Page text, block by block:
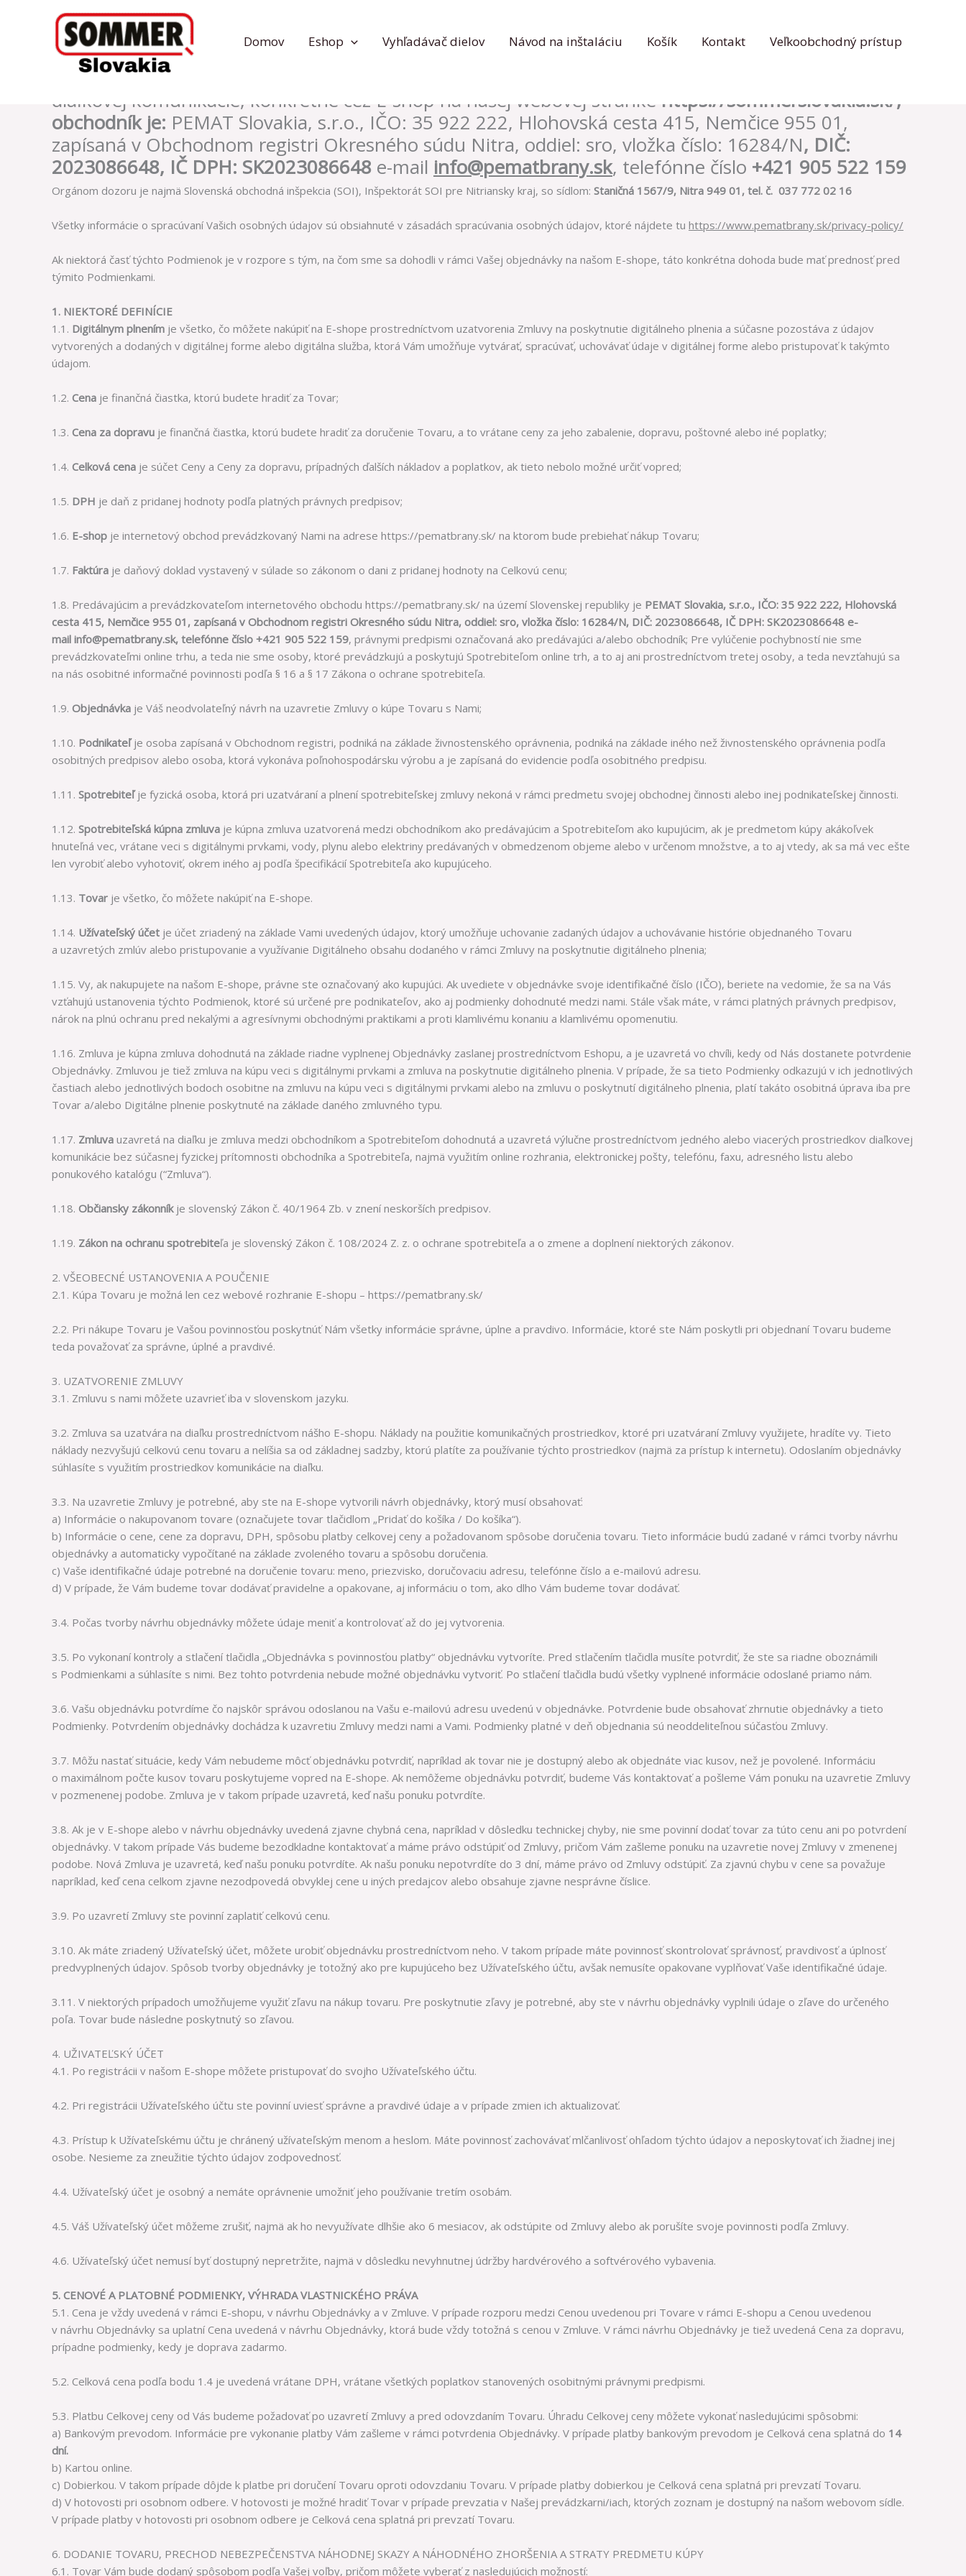
Domov Eshop Vyhľadávač dielov Návod na inštaláciu Košík Kontakt Veľkoobchodný prístup
Tieto všeobecné obchodné podmienky („Podmienky“) určujú práva a povinnosti Vás, ako
kupujúceho, a nás, ako predávajúceho, v rámci zmluvných vzťahov uzatvorených prostredníctvom
diaľkovej komunikácie, konkrétne cez E-shop na našej webovej stránke https://sommerslovakia.sk/,
obchodník je: PEMAT Slovakia, s.r.o., IČO: 35 922 222, Hlohovská cesta 415, Nemčice 955 01,
zapísaná v Obchodnom registri Okresného súdu Nitra, oddiel: sro, vložka číslo: 16284/N, DIČ:
2023086648, IČ DPH: SK2023086648 e-mail info@pematbrany.sk, telefónne číslo +421 905 522 159
Orgánom dozoru je najmä Slovenská obchodná inšpekcia (SOI), Inšpektorát SOI pre Nitriansky kraj, so sídlom: Staničná 1567/9, Nitra 949 01, tel. č. 037 772 02 16
Všetky informácie o spracúvaní Vašich osobných údajov sú obsiahnuté v zásadách spracúvania osobných údajov, ktoré nájdete tu https://www.pematbrany.sk/privacy-policy/
Ak niektorá časť týchto Podmienok je v rozpore s tým, na čom sme sa dohodli v rámci Vašej objednávky na našom E-shope, táto konkrétna dohoda bude mať prednosť pred
týmito Podmienkami.
1. NIEKTORÉ DEFINÍCIE
1.1. Digitálnym plnením je všetko, čo môžete nakúpiť na E-shope prostredníctvom uzatvorenia Zmluvy na poskytnutie digitálneho plnenia a súčasne pozostáva z údajov
vytvorených a dodaných v digitálnej forme alebo digitálna služba, ktorá Vám umožňuje vytvárať, spracúvať, uchovávať údaje v digitálnej forme alebo pristupovať k takýmto
údajom.
1.2. Cena je finančná čiastka, ktorú budete hradiť za Tovar;
1.3. Cena za dopravu je finančná čiastka, ktorú budete hradiť za doručenie Tovaru, a to vrátane ceny za jeho zabalenie, dopravu, poštovné alebo iné poplatky;
1.4. Celková cena je súčet Ceny a Ceny za dopravu, prípadných ďalších nákladov a poplatkov, ak tieto nebolo možné určiť vopred;
1.5. DPH je daň z pridanej hodnoty podľa platných právnych predpisov;
1.6. E-shop je internetový obchod prevádzkovaný Nami na adrese https://pematbrany.sk/ na ktorom bude prebiehať nákup Tovaru;
1.7. Faktúra je daňový doklad vystavený v súlade so zákonom o dani z pridanej hodnoty na Celkovú cenu;
1.8. Predávajúcim a prevádzkovateľom internetového obchodu https://pematbrany.sk/ na území Slovenskej republiky je PEMAT Slovakia, s.r.o., IČO: 35 922 222, Hlohovská
cesta 415, Nemčice 955 01, zapísaná v Obchodnom registri Okresného súdu Nitra, oddiel: sro, vložka číslo: 16284/N, DIČ: 2023086648, IČ DPH: SK2023086648 e-
mail info@pematbrany.sk, telefónne číslo +421 905 522 159, právnymi predpismi označovaná ako predávajúci a/alebo obchodník; Pre vylúčenie pochybností nie sme
prevádzkovateľmi online trhu, a teda nie sme osoby, ktoré prevádzkujú a poskytujú Spotrebiteľom online trh, a to aj ani prostredníctvom tretej osoby, a teda nevzťahujú sa
na nás osobitné informačné povinnosti podľa § 16 a § 17 Zákona o ochrane spotrebiteľa.
1.9. Objednávka je Váš neodvolateľný návrh na uzavretie Zmluvy o kúpe Tovaru s Nami;
1.10. Podnikateľje osoba zapísaná v Obchodnom registri, podniká na základe živnostenského oprávnenia, podniká na základe iného než živnostenského oprávnenia podľa
osobitných predpisov alebo osoba, ktorá vykonáva poľnohospodársku výrobu a je zapísaná do evidencie podľa osobitného predpisu.
1.11. Spotrebiteľje fyzická osoba, ktorá pri uzatváraní a plnení spotrebiteľskej zmluvy nekoná v rámci predmetu svojej obchodnej činnosti alebo inej podnikateľskej činnosti.
1.12. Spotrebiteľská kúpna zmluva je kúpna zmluva uzatvorená medzi obchodníkom ako predávajúcim a Spotrebiteľom ako kupujúcim, ak je predmetom kúpy akákoľvek
hnuteľná vec, vrátane veci s digitálnymi prvkami, vody, plynu alebo elektriny predávaných v obmedzenom objeme alebo v určenom množstve, a to aj vtedy, ak sa má vec ešte
len vyrobiť alebo vyhotoviť, okrem iného aj podľa špecifikácií Spotrebiteľa ako kupujúceho.
1.13. Tovar je všetko, čo môžete nakúpiť na E-shope.
1.14. Užívateľský účet je účet zriadený na základe Vami uvedených údajov, ktorý umožňuje uchovanie zadaných údajov a uchovávanie histórie objednaného Tovaru
a uzavretých zmlúv alebo pristupovanie a využívanie Digitálneho obsahu dodaného v rámci Zmluvy na poskytnutie digitálneho plnenia;
1.15. Vy, ak nakupujete na našom E-shope, právne ste označovaný ako kupujúci. Ak uvediete v objednávke svoje identifikačné číslo (IČO), beriete na vedomie, že sa na Vás
vzťahujú ustanovenia týchto Podmienok, ktoré sú určené pre podnikateľov, ako aj podmienky dohodnuté medzi nami. Stále však máte, v rámci platných právnych predpisov,
nárok na plnú ochranu pred nekalými a agresívnymi obchodnými praktikami a proti klamlivému konaniu a klamlivému opomenutiu.
1.16. Zmluva je kúpna zmluva dohodnutá na základe riadne vyplnenej Objednávky zaslanej prostredníctvom Eshopu, a je uzavretá vo chvíli, kedy od Nás dostanete potvrdenie
Objednávky. Zmluvou je tiež zmluva na kúpu veci s digitálnymi prvkami a zmluva na poskytnutie digitálneho plnenia. V prípade, že sa tieto Podmienky odkazujú v ich jednotlivých
častiach alebo jednotlivých bodoch osobitne na zmluvu na kúpu veci s digitálnymi prvkami alebo na zmluvu o poskytnutí digitálneho plnenia, platí takáto osobitná úprava iba pre
Tovar a/alebo Digitálne plnenie poskytnuté na základe daného zmluvného typu.
1.17. Zmluva uzavretá na diaľku je zmluva medzi obchodníkom a Spotrebiteľom dohodnutá a uzavretá výlučne prostredníctvom jedného alebo viacerých prostriedkov diaľkovej
komunikácie bez súčasnej fyzickej prítomnosti obchodníka a Spotrebiteľa, najmä využitím online rozhrania, elektronickej pošty, telefónu, faxu, adresného listu alebo
ponukového katalógu (“Zmluva“).
1.18. Občiansky zákonníkje slovenský Zákon č. 40/1964 Zb. v znení neskorších predpisov.
1.19. Zákon na ochranu spotrebiteľa je slovenský Zákon č. 108/2024 Z. z. o ochrane spotrebiteľa a o zmene a doplnení niektorých zákonov.
2. VŠEOBECNÉ USTANOVENIA A POUČENIE
2.1. Kúpa Tovaru je možná len cez webové rozhranie E-shopu – https://pematbrany.sk/
2.2. Pri nákupe Tovaru je Vašou povinnosťou poskytnúť Nám všetky informácie správne, úplne a pravdivo. Informácie, ktoré ste Nám poskytli pri objednaní Tovaru budeme
teda považovať za správne, úplné a pravdivé.
3. UZATVORENIE ZMLUVY
3.1. Zmluvu s nami môžete uzavrieť iba v slovenskom jazyku.
3.2. Zmluva sa uzatvára na diaľku prostredníctvom nášho E-shopu. Náklady na použitie komunikačných prostriedkov, ktoré pri uzatváraní Zmluvy využijete, hradíte vy. Tieto
náklady nezvyšujú celkovú cenu tovaru a nelíšia sa od základnej sadzby, ktorú platíte za používanie týchto prostriedkov (najmä za prístup k internetu). Odoslaním objednávky
súhlasíte s využitím prostriedkov komunikácie na diaľku.
3.3. Na uzavretie Zmluvy je potrebné, aby ste na E-shope vytvorili návrh objednávky, ktorý musí obsahovať:
a) Informácie o nakupovanom tovare (označujete tovar tlačidlom „Pridať do košíka / Do košíka“).
b) Informácie o cene, cene za dopravu, DPH, spôsobu platby celkovej ceny a požadovanom spôsobe doručenia tovaru. Tieto informácie budú zadané v rámci tvorby návrhu
objednávky a automaticky vypočítané na základe zvoleného tovaru a spôsobu doručenia.
c) Vaše identifikačné údaje potrebné na doručenie tovaru: meno, priezvisko, doručovaciu adresu, telefónne číslo a e-mailovú adresu.
d) V prípade, že Vám budeme tovar dodávať pravidelne a opakovane, aj informáciu o tom, ako dlho Vám budeme tovar dodávať.
3.4. Počas tvorby návrhu objednávky môžete údaje meniť a kontrolovať až do jej vytvorenia.
3.5. Po vykonaní kontroly a stlačení tlačidla „Objednávka s povinnosťou platby“ objednávku vytvoríte. Pred stlačením tlačidla musíte potvrdiť, že ste sa riadne oboznámili
s Podmienkami a súhlasíte s nimi. Bez tohto potvrdenia nebude možné objednávku vytvoriť. Po stlačení tlačidla budú všetky vyplnené informácie odoslané priamo nám.
3.6. Vašu objednávku potvrdíme čo najskôr správou odoslanou na Vašu e-mailovú adresu uvedenú v objednávke. Potvrdenie bude obsahovať zhrnutie objednávky a tieto
Podmienky. Potvrdením objednávky dochádza k uzavretiu Zmluvy medzi nami a Vami. Podmienky platné v deň objednania sú neoddeliteľnou súčasťou Zmluvy.
3.7. Môžu nastať situácie, kedy Vám nebudeme môcť objednávku potvrdiť, napríklad ak tovar nie je dostupný alebo ak objednáte viac kusov, než je povolené. Informáciu
o maximálnom počte kusov tovaru poskytujeme vopred na E-shope. Ak nemôžeme objednávku potvrdiť, budeme Vás kontaktovať a pošleme Vám ponuku na uzavretie Zmluvy
v pozmenenej podobe. Zmluva je v takom prípade uzavretá, keď našu ponuku potvrdíte.
3.8. Ak je v E-shope alebo v návrhu objednávky uvedená zjavne chybná cena, napríklad v dôsledku technickej chyby, nie sme povinní dodať tovar za túto cenu ani po potvrdení
objednávky. V takom prípade Vás budeme bezodkladne kontaktovať a máme právo odstúpiť od Zmluvy, pričom Vám zašleme ponuku na uzavretie novej Zmluvy v zmenenej
podobe. Nová Zmluva je uzavretá, keď našu ponuku potvrdíte. Ak našu ponuku nepotvrdíte do 3 dní, máme právo od Zmluvy odstúpiť. Za zjavnú chybu v cene sa považuje
napríklad, keď cena celkom zjavne nezodpovedá obvyklej cene u iných predajcov alebo obsahuje zjavne nesprávne číslice.
3.9. Po uzavretí Zmluvy ste povinní zaplatiť celkovú cenu.
3.10. Ak máte zriadený Užívateľský účet, môžete urobiť objednávku prostredníctvom neho. V takom prípade máte povinnosť skontrolovať správnosť, pravdivosť a úplnosť
predvyplnených údajov. Spôsob tvorby objednávky je totožný ako pre kupujúceho bez Užívateľského účtu, avšak nemusíte opakovane vyplňovať Vaše identifikačné údaje.
3.11. V niektorých prípadoch umožňujeme využiť zľavu na nákup tovaru. Pre poskytnutie zľavy je potrebné, aby ste v návrhu objednávky vyplnili údaje o zľave do určeného
poľa. Tovar bude následne poskytnutý so zľavou.
4. UŽIVATEĽSKÝ ÚČET
4.1. Po registrácii v našom E-shope môžete pristupovať do svojho Užívateľského účtu.
4.2. Pri registrácii Užívateľského účtu ste povinní uviesť správne a pravdivé údaje a v prípade zmien ich aktualizovať.
4.3. Prístup k Užívateľskému účtu je chránený užívateľským menom a heslom. Máte povinnosť zachovávať mlčanlivosť ohľadom týchto údajov a neposkytovať ich žiadnej inej
osobe. Nesieme za zneužitie týchto údajov zodpovednosť.
4.4. Užívateľský účet je osobný a nemáte oprávnenie umožniť jeho používanie tretím osobám.
4.5. Váš Užívateľský účet môžeme zrušiť, najmä ak ho nevyužívate dlhšie ako 6 mesiacov, ak odstúpite od Zmluvy alebo ak porušíte svoje povinnosti podľa Zmluvy.
4.6. Užívateľský účet nemusí byť dostupný nepretržite, najmä v dôsledku nevyhnutnej údržby hardvérového a softvérového vybavenia.
5. CENOVÉ A PLATOBNÉ PODMIENKY, VÝHRADA VLASTNICKÉHO PRÁVA
5.1. Cena je vždy uvedená v rámci E-shopu, v návrhu Objednávky a v Zmluve. V prípade rozporu medzi Cenou uvedenou pri Tovare v rámci E-shopu a Cenou uvedenou
v návrhu Objednávky sa uplatní Cena uvedená v návrhu Objednávky, ktorá bude vždy totožná s cenou v Zmluve. V rámci návrhu Objednávky je tiež uvedená Cena za dopravu,
prípadne podmienky, kedy je doprava zadarmo.
5.2. Celková cena podľa bodu 1.4 je uvedená vrátane DPH, vrátane všetkých poplatkov stanovených osobitnými právnymi predpismi.
5.3. Platbu Celkovej ceny od Vás budeme požadovať po uzavretí Zmluvy a pred odovzdaním Tovaru. Úhradu Celkovej ceny môžete vykonať nasledujúcimi spôsobmi:
a) Bankovým prevodom. Informácie pre vykonanie platby Vám zašleme v rámci potvrdenia Objednávky. V prípade platby bankovým prevodom je Celková cena splatná do 14
dní.
b) Kartou online.
c) Dobierkou. V takom prípade dôjde k platbe pri doručení Tovaru oproti odovzdaniu Tovaru. V prípade platby dobierkou je Celková cena splatná pri prevzatí Tovaru.
d) V hotovosti pri osobnom odbere. V hotovosti je možné hradiť Tovar v prípade prevzatia v Našej prevádzkarni/iach, ktorých zoznam je dostupný na našom webovom sídle.
V prípade platby v hotovosti pri osobnom odbere je Celková cena splatná pri prevzatí Tovaru.
6. DODANIE TOVARU, PRECHOD NEBEZPEČENSTVA NÁHODNEJ SKAZY A NÁHODNÉHO ZHORŠENIA A STRATY PREDMETU KÚPY
6.1. Tovar Vám bude dodaný spôsobom podľa Vašej voľby, pričom môžete vyberať z nasledujúcich možností: